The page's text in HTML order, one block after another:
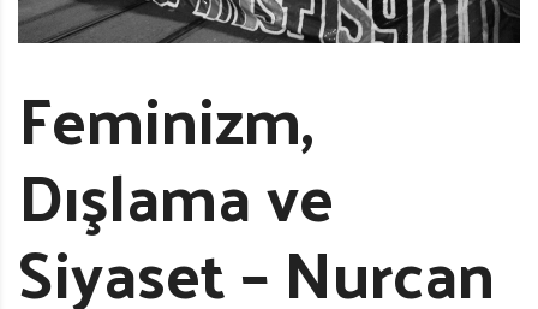
Feminizm,
Dışlama ve
Siyaset – Nurcan